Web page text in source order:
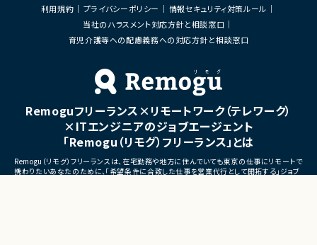
・開発チーム向けプラットフォームの改善お
よび運用支援
・工場向けシステム開発チームの生産性向
・要件整理、設計、構築、運用改善、運用保守
■その他補足
・フルリモート勤務 （初日のみ田町へ出社の
可能性あり）
・OSSを積極的に活用する環境です
の翻訳支援
・ゴールやスコープのチーム
・他スクラムマスターとのナ
織的なアジャイル推進施策の
・顧客体験を統合する新規プ
立ち上げに伴う体制強化
・アジャイル文化の浸透およ
の成長促進
■担当工程
・要件定義
・プロダクト企画支援
・スクラム運営
・開発プロセス改善
利用規約
プライバシーポリシー
情報セキュリティ対策ルール
当社のハラスメント対応方針と相談窓口
育児介護等への配慮義務への対応方針と相談窓口
Remoguフリーランス×リモートワーク（テレワーク）
×ITエンジニアのジョブエージェント
「Remogu（リモグ）フリーランス」とは
Remogu（リモグ）フリーランスは、在宅勤務や地方に住んでいても東京の仕事にリモートで
携わりたいあなたのために、「希望条件に合致した仕事を営業代行として開拓する」ジョブ